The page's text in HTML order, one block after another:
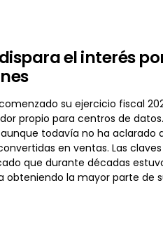
el interés
su ejercicio fiscal
propio para centros de
todavía no ha
en ventas. Las
que durante décadas
obteniendo la mayor parte de